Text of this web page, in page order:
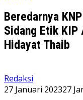
Beredarnya
Sidang Etik KIP
Hidayat Thaib
Redaksi
27 Januari 202327